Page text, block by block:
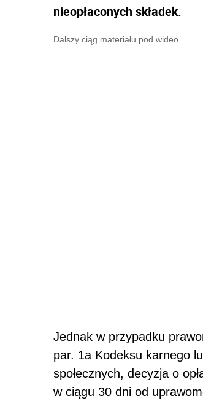
nieopłaconych składek.
Dalszy ciąg materiału pod wideo
Jednak w przypadku
par. 1a Kodeksu karnego
społecznych, decyzja o
w ciągu 30 dni od